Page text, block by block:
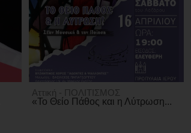
Αττική - ΠΟΛΙΤΙΣΜΟΣ
«Το Θείο Πάθος και η Λύτρωση...